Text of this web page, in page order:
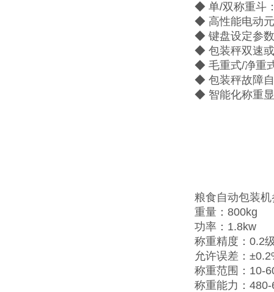
◆ 单/双称重斗
◆ 高性能电动
◆ 键盘设定参
◆ 包装秤双速
◆ 毛重式/净重
◆ 包装秤故障
◆ 智能化称重
粮食自动包装
重量：800kg
功率：1.8kw
称重精度：0.2
允许误差：
称重范围：10-
称重能力：